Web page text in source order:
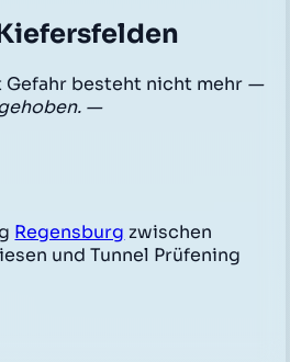
Gefahr besteht nicht mehr —
—
Regensburg zwischen
und Tunnel Prüfening